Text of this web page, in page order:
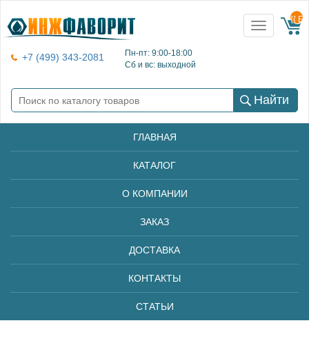
+7 (499) 343-2081
Пн-пт: 9:00-18:00
Сб и вс: выходной
Toggle
navigation
{{
Найти
ГЛАВНАЯ
КАТАЛОГ
О КОМПАНИИ
ЗАКАЗ
ДОСТАВКА
КОНТАКТЫ
СТАТЬИ